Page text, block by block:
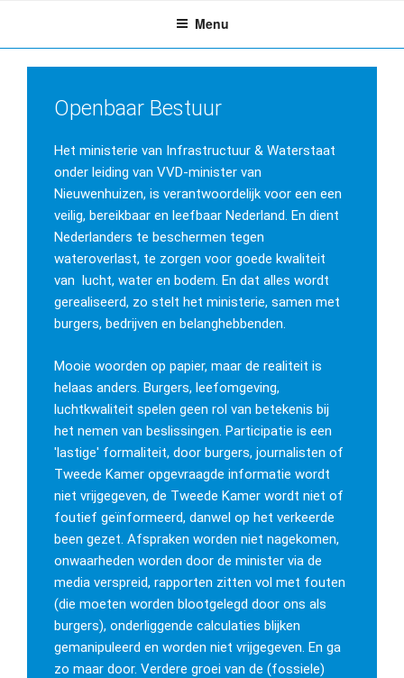
de
Menu
Openbaar Bestuur
Het ministerie van Infrastructuur & Waterstaat
onder leiding van VVD-minister van
Nieuwenhuizen, is verantwoordelijk voor een een
veilig, bereikbaar en leefbaar Nederland. En dient
Nederlanders te beschermen tegen
wateroverlast, te zorgen voor goede kwaliteit
van lucht, water en bodem. En dat alles wordt
gerealiseerd, zo stelt het ministerie, samen met
burgers, bedrijven en belanghebbenden.
Mooie woorden op papier, maar de realiteit is
helaas anders. Burgers, leefomgeving,
luchtkwaliteit spelen geen rol van betekenis bij
het nemen van beslissingen. Participatie is een
'lastige' formaliteit, door burgers, journalisten of
Tweede Kamer opgevraagde informatie wordt
niet vrijgegeven, de Tweede Kamer wordt niet of
foutief geïnformeerd, danwel op het verkeerde
been gezet. Afspraken worden niet nagekomen,
onwaarheden worden door de minister via de
media verspreid, rapporten zitten vol met fouten
(die moeten worden blootgelegd door ons als
burgers), onderliggende calculaties blijken
gemanipuleerd en worden niet vrijgegeven. En ga
zo maar door. Verdere groei van de (fossiele)